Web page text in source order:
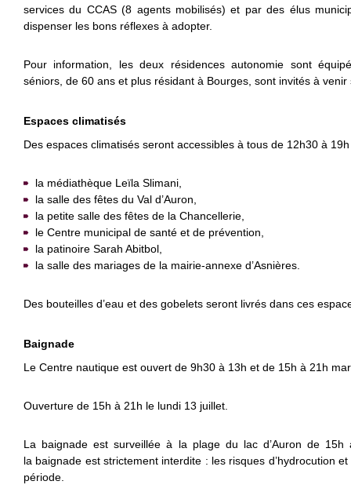
services du CCAS (8 agents mobilisés) et par des élus
dispenser les bons réflexes à adopter.
Pour information, les deux résidences autonomie sont
séniors, de 60 ans et plus résidant à Bourges, sont invités à venir
Espaces climatisés
Des espaces climatisés seront accessibles à tous de 12h30 à
la médiathèque Leïla Slimani,
la salle des fêtes du Val d’Auron,
la petite salle des fêtes de la Chancellerie,
le Centre municipal de santé et de prévention,
la patinoire Sarah Abitbol,
la salle des mariages de la mairie-annexe d’Asnières.
Des bouteilles d’eau et des gobelets seront livrés dans ces
Baignade
Le Centre nautique est ouvert de 9h30 à 13h et de 15h à 21h
Ouverture de 15h à 21h le lundi 13 juillet.
La baignade est surveillée à la plage du lac d’Auron de
la baignade est strictement interdite : les risques d’hydrocution
période.